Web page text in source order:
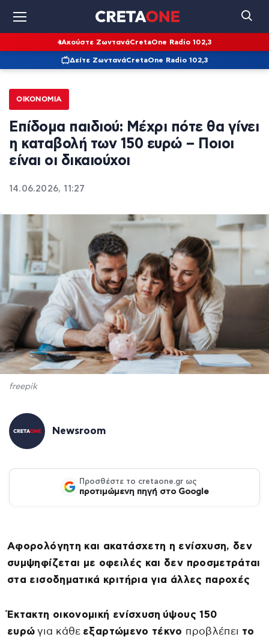
Ακούστε ΖωντανάCretaOne Radio 102,3
Δείτε ΖωντανάCretaOne Radio 102,3
ΟΙΚΟΝΟΜΊΑ
Επίδομα παιδιού: Μέχρι πότε θα γίνει
η καταβολή των 150 ευρώ – Ποιοι
είναι οι δικαιούχοι
14.06.2026, 11:27
freepik
Newsroom
Προσθέστε το cretaone.gr ως
προτιμώμενη πηγή στο Google
Αφορολόγητη και ακατάσχετη η ενίσχυση, δεν
συμψηφίζεται με οφειλές και δεν προσμετράται
στα εισοδηματικά κριτήρια για άλλες παροχές
Έκτακτη οικονομική ενίσχυση ύψους 150
ευρώ για κάθε εξαρτώμενο τέκνο προβλέπει το